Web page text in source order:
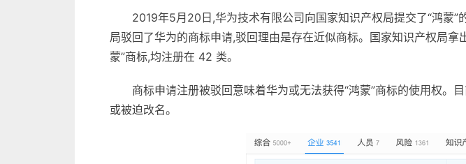
2019年5月20日,华为技术有限公司向国家知识产权局提交了“鸿蒙
局驳回了华为的商标申请,驳回理由是存在近似商标。国家知识产权局
蒙”商标,均注册在 42 类。
商标申请注册被驳回意味着华为或无法获得“鸿蒙”商标的使用权。
或被迫改名。